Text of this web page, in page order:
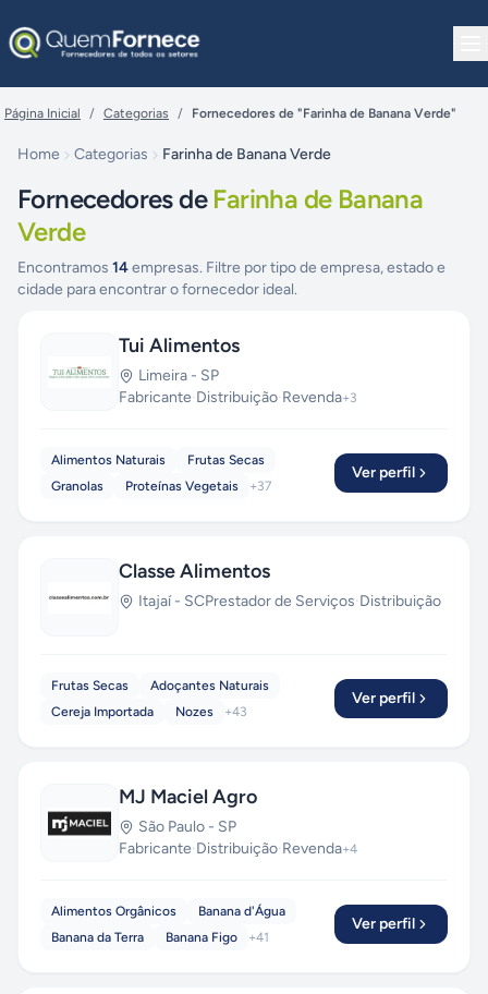
Página Inicial / Categorias / Fornecedores de "Farinha de Banana Verde"
Home Categorias Farinha de Banana Verde
Fornecedores de Farinha de Banana
Verde
Encontramos 14empresas. Filtre por tipo de empresa, estado e
cidade para encontrar o fornecedor ideal.
Tui Alimentos
Limeira - SP
Fabricante·Distribuição·Revenda+3
Alimentos Naturais
Frutas Secas
Granolas
Proteínas Vegetais +37
Ver perfil
Classe Alimentos
Itajaí- SCPrestador de Serviços·Distribuição
Frutas Secas
Adoçantes Naturais
Cereja Importada
Nozes +43
Ver perfil
MJ Maciel Agro
São Paulo - SP
Fabricante·Distribuição·Revenda+4
Alimentos Orgânicos
Banana d'Água
Banana da Terra
Banana Figo +41
Ver perfil